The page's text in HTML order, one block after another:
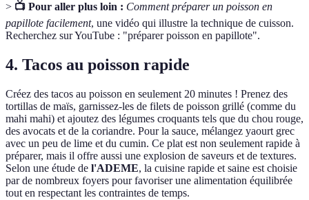
> 📺 Pour aller plus loin : Comment préparer un poisson en
papillote facilement, une vidéo qui illustre la technique de cuisson.
Recherchez sur YouTube : "préparer poisson en papillote".
4. Tacos au poisson rapide
Créez des tacos au poisson en seulement 20 minutes ! Prenez des
tortillas de maïs, garnissez-les de filets de poisson grillé (comme du
mahi mahi) et ajoutez des légumes croquants tels que du chou rouge,
des avocats et de la coriandre. Pour la sauce, mélangez yaourt grec
avec un peu de lime et du cumin. Ce plat est non seulement rapide à
préparer, mais il offre aussi une explosion de saveurs et de textures.
Selon une étude de l'ADEME, la cuisine rapide et saine est choisie
par de nombreux foyers pour favoriser une alimentation équilibrée
tout en respectant les contraintes de temps.